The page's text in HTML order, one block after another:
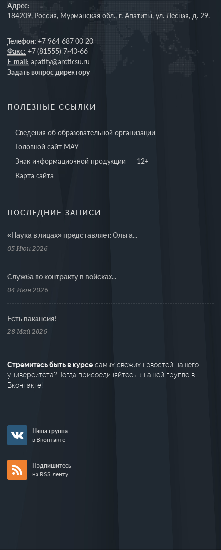
Адрес:
184209, Россия, Мурманская обл., г. Апатиты, ул. Лесная, д. 29.
Телефон: +7 964 687 00 20
Факс: +7 (81555) 7-40-66
E-mail: apatity@arcticsu.ru
Задать вопрос директору
ПОЛЕЗНЫЕ ССЫЛКИ
Сведения об образовательной организации
Головной сайт МАУ
Знак информационной продукции — 12+
Карта сайта
ПОСЛЕДНИЕ ЗАПИСИ
«Наука в лицах» представляет: Ольга...
05 Июн 2026
Cлужба по контракту в войсках...
04 Июн 2026
Есть вакансия!
28 Май 2026
Стремитесь быть в курсе самых свежих новостей нашего
университета? Тогда присоединяйтесь к нашей группе в
Вконтакте!
Наша группа
в Вконтакте
Подпишитесь
на RSS ленту